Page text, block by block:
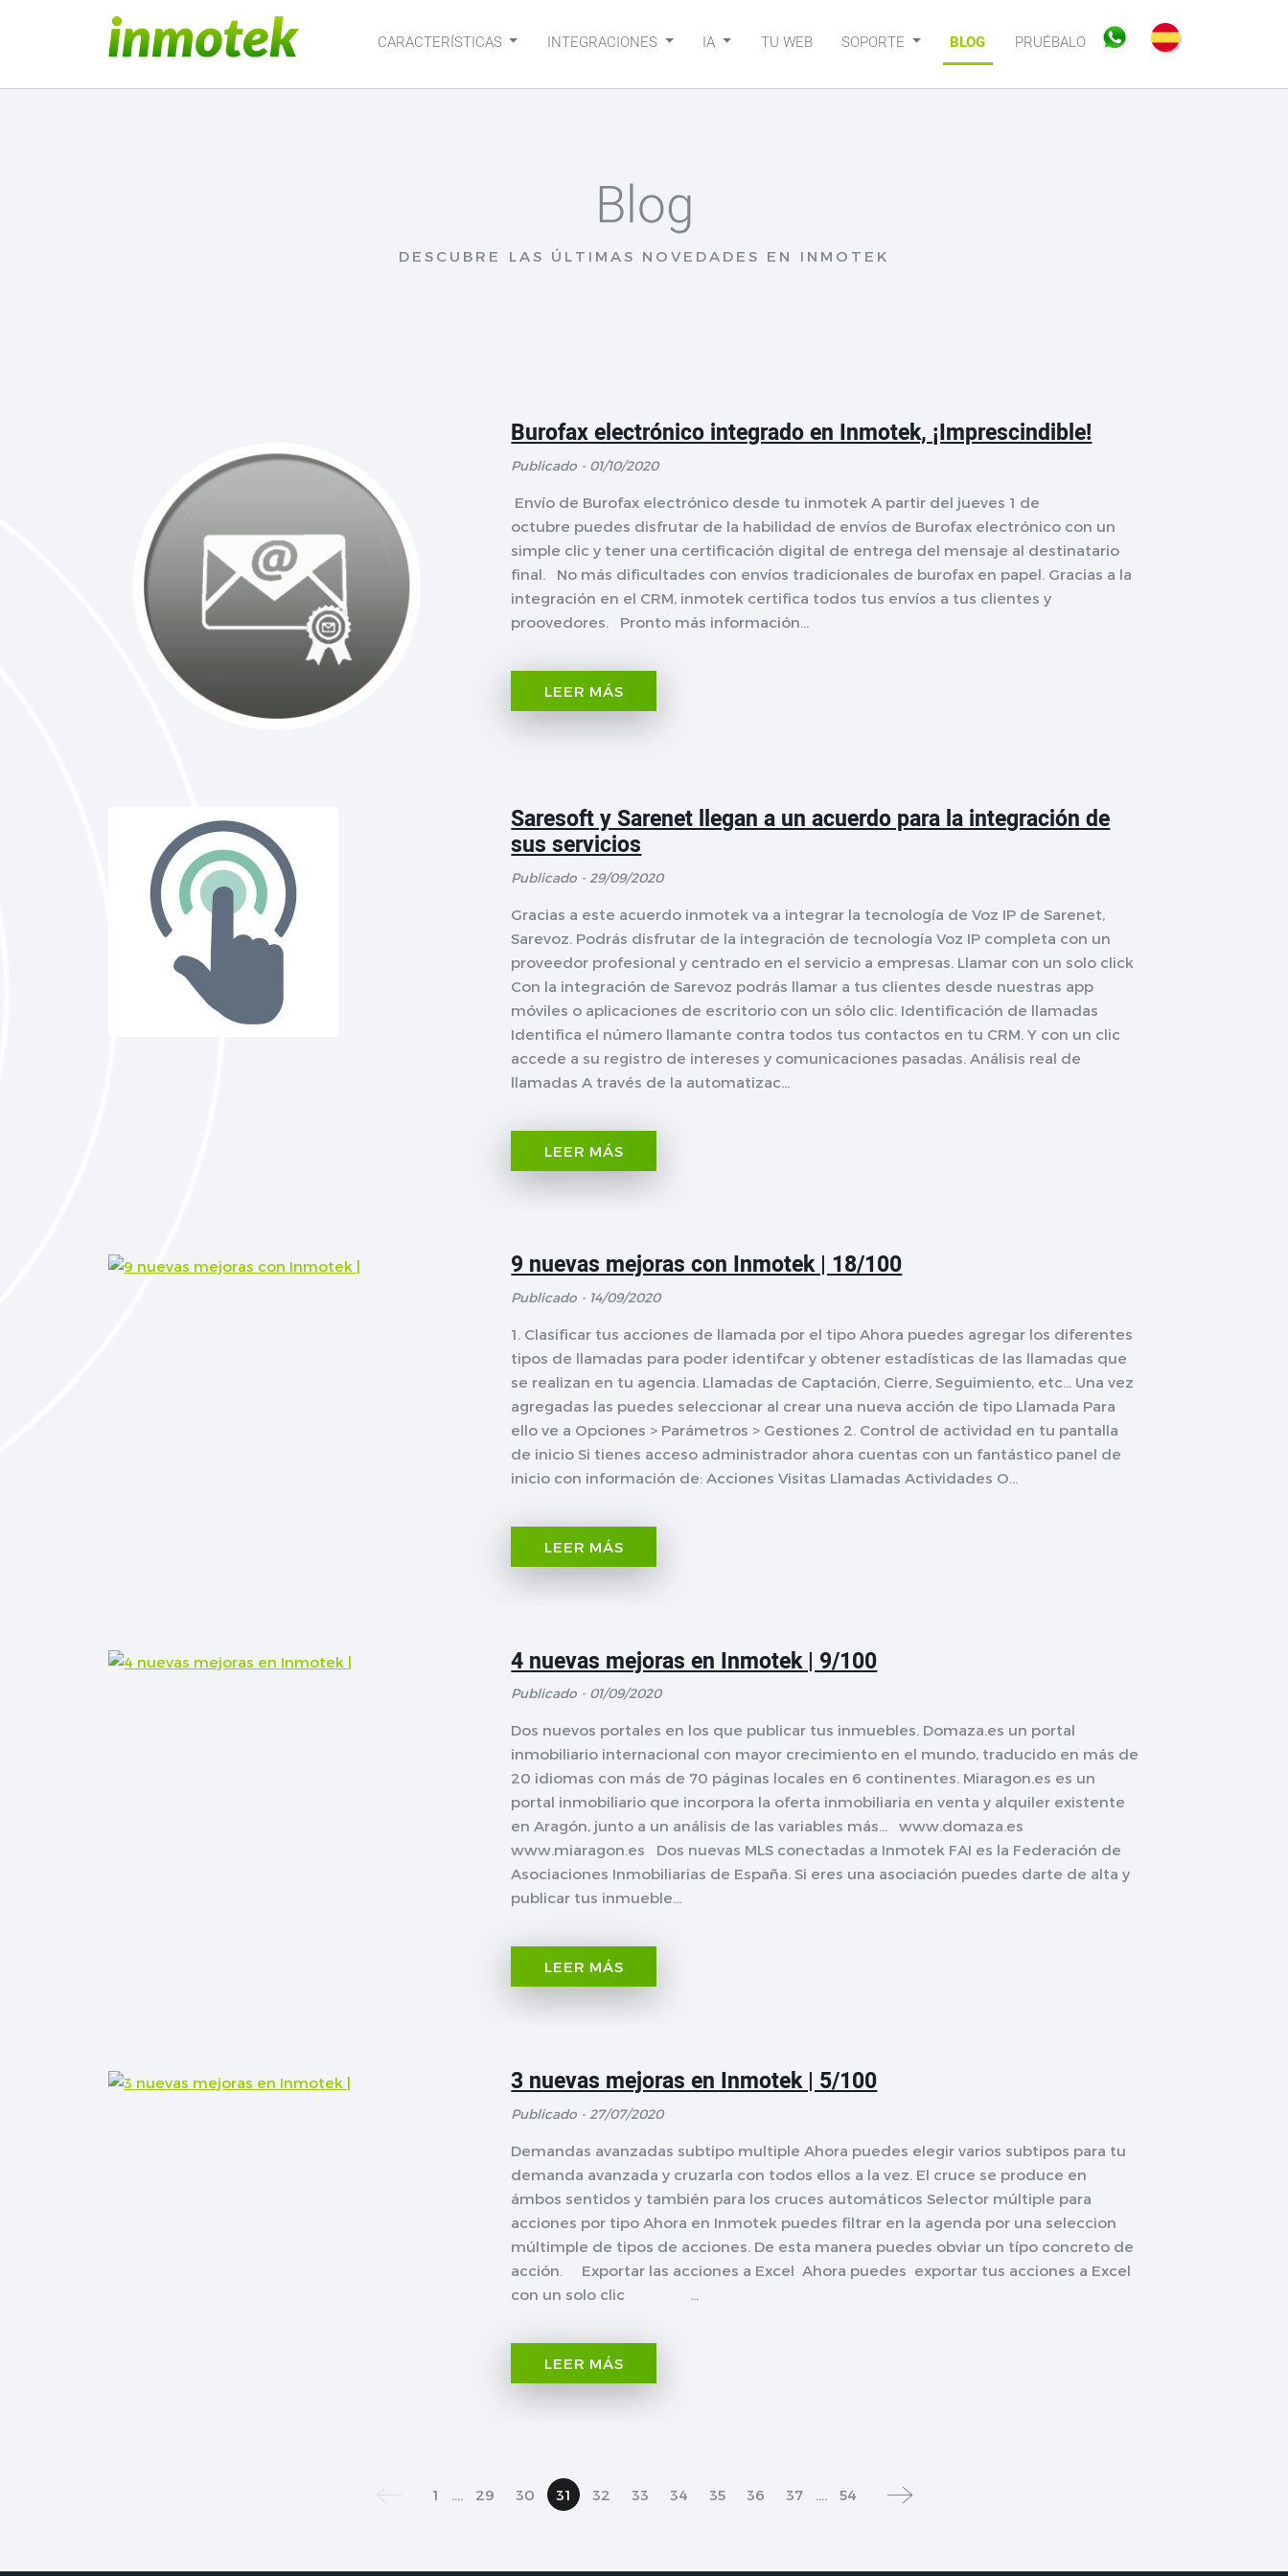
CARACTERÍSTICAS INTEGRACIONES IA TU WEB SOPORTE BLOG PRUÉBALO
Blog
DESCUBRE LAS ÚLTIMAS NOVEDADES EN INMOTEK
Burofax electrónico integrado en Inmotek, ¡Imprescindible!
Publicado - 01/10/2020
Envío de Burofax electrónico desde tu inmotek A partir del jueves 1 de
octubre puedes disfrutar de la habilidad de envíos de Burofax electrónico con un
simple clic y tener una certificación digital de entrega del mensaje al destinatario
final. No más dificultades con envíos tradicionales de burofax en papel. Gracias a la
integración en el CRM, inmotek certifica todos tus envíos a tus clientes y
proovedores. Pronto más información...
LEER MÁS
Saresoft y Sarenet llegan a un acuerdo para la integración de
sus servicios
Publicado - 29/09/2020
Gracias a este acuerdo inmotek va a integrar la tecnología de Voz IP de Sarenet,
Sarevoz. Podrás disfrutar de la integración de tecnología Voz IP completa con un
proveedor profesional y centrado en el servicio a empresas. Llamar con un solo click
Con la integración de Sarevoz podrás llamar a tus clientes desde nuestras app
móviles o aplicaciones de escritorio con un sólo clic. Identificación de llamadas
Identifica el número llamante contra todos tus contactos en tu CRM. Y con un clic
accede a su registro de intereses y comunicaciones pasadas. Análisis real de
llamadas A través de la automatizac...
LEER MÁS
9 nuevas mejoras con Inmotek | 18/100
Publicado - 14/09/2020
1. Clasificar tus acciones de llamada por el tipo Ahora puedes agregar los diferentes
tipos de llamadas para poder identifcar y obtener estadísticas de las llamadas que
se realizan en tu agencia. Llamadas de Captación, Cierre, Seguimiento, etc... Una vez
agregadas las puedes seleccionar al crear una nueva acción de tipo Llamada Para
ello ve a Opciones > Parámetros > Gestiones 2. Control de actividad en tu pantalla
de inicio Si tienes acceso administrador ahora cuentas con un fantástico panel de
inicio con información de: Acciones Visitas Llamadas Actividades O...
LEER MÁS
4 nuevas mejoras en Inmotek | 9/100
Publicado - 01/09/2020
Dos nuevos portales en los que publicar tus inmuebles. Domaza.es un portal
inmobiliario internacional con mayor crecimiento en el mundo, traducido en más de
20 idiomas con más de 70 páginas locales en 6 continentes. Miaragon.es es un
portal inmobiliario que incorpora la oferta inmobiliaria en venta y alquiler existente
en Aragón, junto a un análisis de las variables más... www.domaza.es
www.miaragon.es Dos nuevas MLS conectadas a Inmotek FAI es la Federación de
Asociaciones Inmobiliarias de España. Si eres una asociación puedes darte de alta y
publicar tus inmueble...
LEER MÁS
3 nuevas mejoras en Inmotek | 5/100
Publicado - 27/07/2020
Demandas avanzadas subtipo multiple Ahora puedes elegir varios subtipos para tu
demanda avanzada y cruzarla con todos ellos a la vez. El cruce se produce en
ámbos sentidos y también para los cruces automáticos Selector múltiple para
acciones por tipo Ahora en Inmotek puedes filtrar en la agenda por una seleccion
múltimple de tipos de acciones. De esta manera puedes obviar un típo concreto de
acción. Exportar las acciones a Excel Ahora puedes exportar tus acciones a Excel
con un solo clic ...
LEER MÁS
1 .... 29 30 31 32 33 34 35 36 37 .... 54